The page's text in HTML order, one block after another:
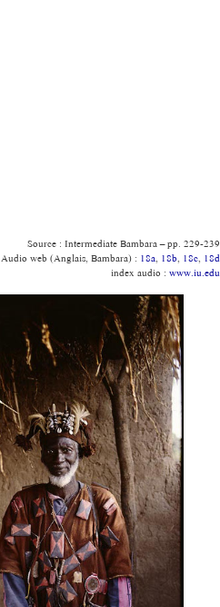
Source : Intermediate Bambara – pp. 229-239
Audio web (Anglais, Bambara) : 18a, 18b, 18c, 18d
index audio : www.iu.edu